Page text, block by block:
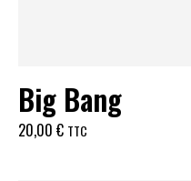
Big Bang
20,00 € TTC